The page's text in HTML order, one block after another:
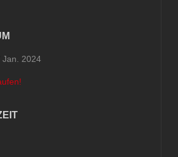
Jan. 2024